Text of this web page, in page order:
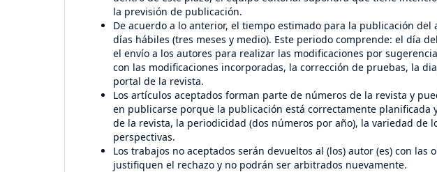
la previsión de publicación.
De acuerdo a lo anterior, el tiempo estimado para la publicación
días hábiles (tres meses y medio). Este periodo comprende: el día
el envío a los autores para realizar las modificaciones por
con las modificaciones incorporadas, la corrección de pruebas, la
portal de la revista.
Los artículos aceptados forman parte de números de la revista y
en publicarse porque la publicación está correctamente planificada
de la revista, la periodicidad (dos números por año), la variedad de
perspectivas.
Los trabajos no aceptados serán devueltos al (los) autor (es) con las
justifiquen el rechazo y no podrán ser arbitrados nuevamente.